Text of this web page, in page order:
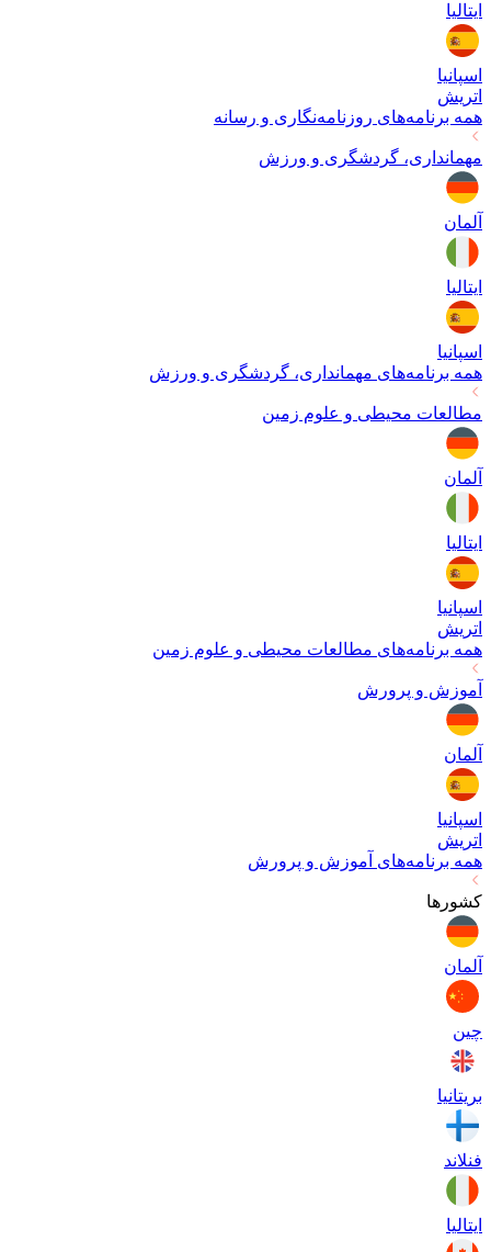
ایتالیا
اسپانیا
اتریش
همه برنامه‌های روزنامه‌نگاری و رسانه
مهمانداری، گردشگری و ورزش
آلمان
ایتالیا
اسپانیا
همه برنامه‌های مهمانداری، گردشگری و ورزش
مطالعات محیطی و علوم زمین
آلمان
ایتالیا
اسپانیا
اتریش
همه برنامه‌های مطالعات محیطی و علوم زمین
آموزش و پرورش
آلمان
اسپانیا
اتریش
همه برنامه‌های آموزش و پرورش
کشورها
آلمان
چین
بریتانیا
فنلاند
ایتالیا